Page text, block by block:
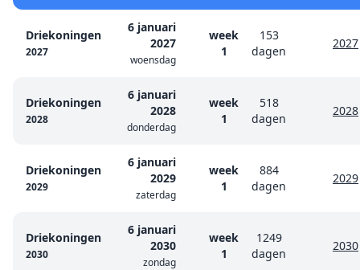
Driekoningen
2027
6 januari
2027
woensdag
week
1
153
dagen
2027
Driekoningen
2028
6 januari
2028
donderdag
week
1
518
dagen
2028
Driekoningen
2029
6 januari
2029
zaterdag
week
1
884
dagen
2029
Driekoningen
2030
6 januari
2030
zondag
week
1
1249
dagen
2030